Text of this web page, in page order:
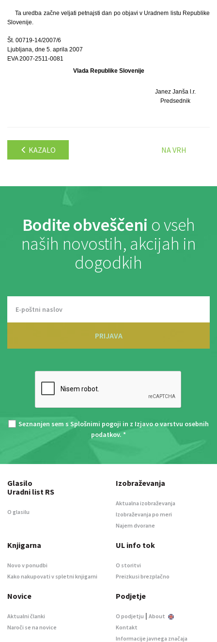
Ta uredba začne veljati petnajsti dan po objavi v Uradnem listu Republike
Slovenije.
Št. 00719-14/2007/6
Ljubljana, dne 5. aprila 2007
EVA 2007-2511-0081
Vlada Republike Slovenije
Janez Janša l.r.
Predsednik
KAZALO NA VRH
Bodite obveščeni o vseh
naših novostih, akcijah in
dogodkih
PRIJAVA
Seznanjen sem s Splošnimi pogoji in z Izjavo o varstvu osebnih
podatkov. *
Glasilo
Uradni list RS
O glasilu
Izobraževanja
Aktualna izobraževanja
Izobraževanja po meri
Najem dvorane
Knjigarna
Novo v ponudbi
Kako nakupovati v spletni knjigarni
UL info tok
O storitvi
Preizkusi brezplačno
Novice
Aktualni članki
Naroči se na novice
Podjetje
O podjetju | About
Kontakt
Informacije javnega značaja